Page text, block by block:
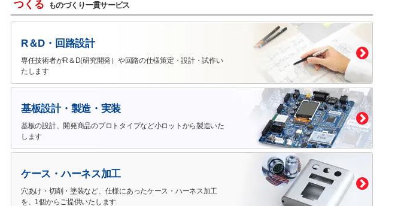
つくる ものづくり一貫サービス
R＆D・回路設計
専任技術者がR＆D(研究開発）や回路の仕様策定・設計・試作い
たします
基板設計・製造・実装
基板の設計、開発商品のプロトタイプなど小ロットから製造いた
します
ケース・ハーネス加工
穴あけ・切削・塗装など、仕様にあったケース・ハーネス加工
を、1個からご提供いたします